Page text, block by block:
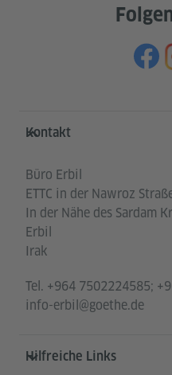
Service- und
Kontakt
Büro Erbil
ETTC in der Nawroz
In der Nähe des Sardam
Erbil
Irak
Tel. +964 7502224585;
info-erbil@goethe.de
Hilfreiche Links